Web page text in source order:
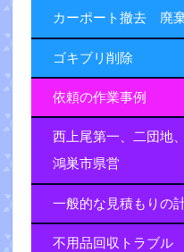
カーポート撤去 廃
ゴキブリ削除
依頼の作業事例
西上尾第一、二団地
鴻巣市県営
一般的な見積もりの
不用品回収トラブル